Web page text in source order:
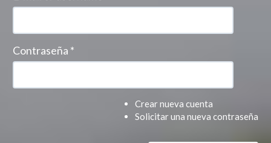
Contraseña *
Crear nueva cuenta
Solicitar una nueva contraseña